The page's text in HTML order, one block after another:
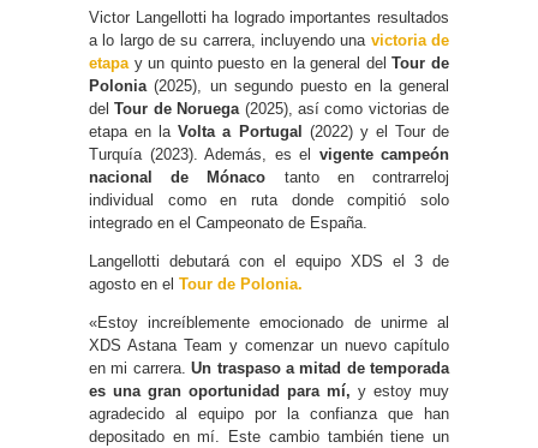
Victor Langellotti ha logrado importantes resultados
a lo largo de su carrera, incluyendo una victoria de
etapay un quinto puesto en la general delTour de
Polonia(2025), un segundo puesto en la general
delTour de Noruega(2025), así como victorias de
etapa en laVolta a Portugal (2022) y el Tour de
Turquía (2023). Además, es el vigente campeón
nacional de Mónaco tanto en contrarreloj
individual como en ruta donde compitió solo
integrado en el Campeonato de España.
Langellotti debutará con el equipo XDS el 3 de
agosto en el Tour de Polonia.
«Estoy increíblemente emocionado de unirme al
XDS Astana Team y comenzar un nuevo capítulo
en mi carrera.Un traspaso a mitad de temporada
es una gran oportunidad para mí, y estoy muy
agradecido al equipo por la confianza que han
depositado en mí. Este cambio también tiene un